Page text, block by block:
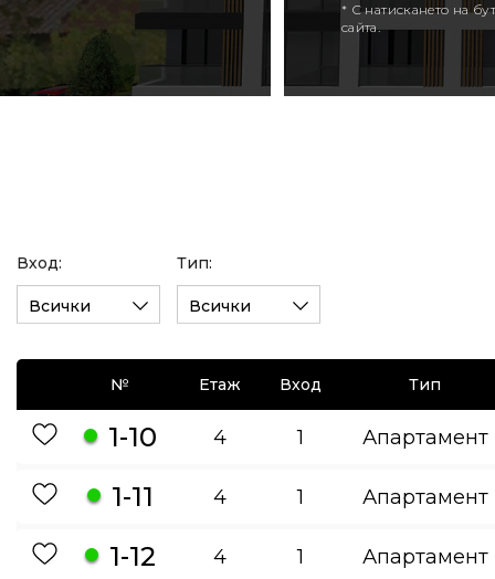
* С натискането на
сайта.
Вход:
Всички
Тип:
Всички
№ Етаж Вход Тип
1-10 4 1 Апартамент
1-11 4 1 Апартамент
1-12 4 1 Апартамент